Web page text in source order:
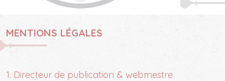
MENTIONS LÉGALES
1. Directeur de publication & webmestre